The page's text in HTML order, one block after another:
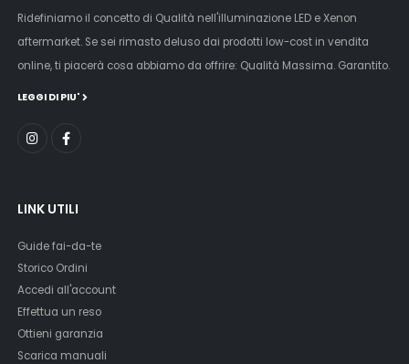
Ridefiniamo il concetto di Qualità nell'illuminazione LED e Xenon
aftermarket. Se sei rimasto deluso dai prodotti low-cost in vendita
online, ti piacerà cosa abbiamo da offrire: Qualità Massima. Garantito.
LEGGI DI PIU'
LINK UTILI
Guide fai-da-te
Storico Ordini
Accedi all'account
Effettua un reso
Ottieni garanzia
Scarica manuali